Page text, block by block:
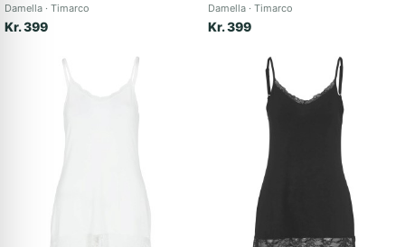
Damella Timarco
Kr. 399
Damella Timarco
Kr. 399